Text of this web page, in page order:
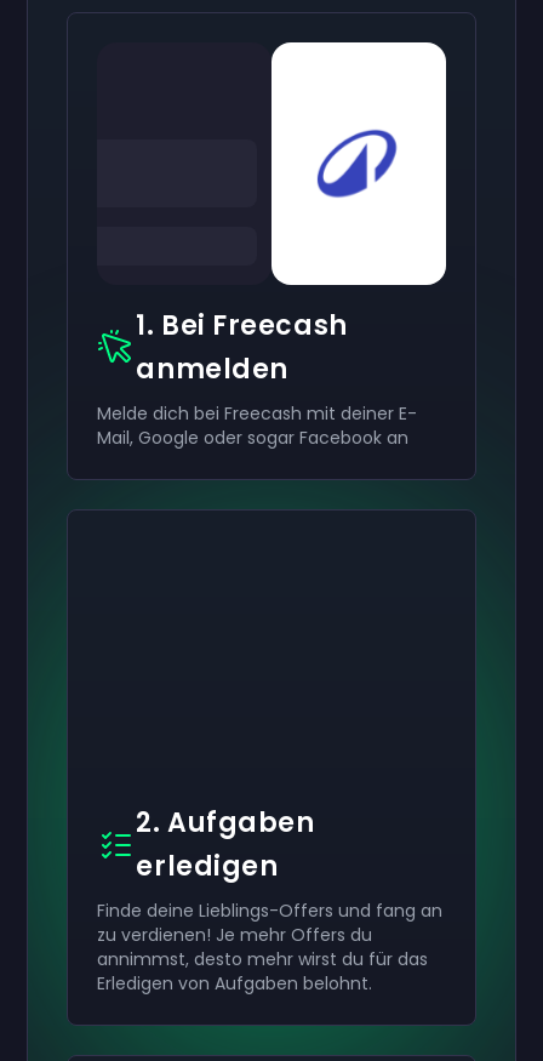
1. Bei Freecash
anmelden
Melde dich bei Freecash mit deiner E-
Mail, Google oder sogar Facebook an
2. Aufgaben
erledigen
Finde deine Lieblings-Offers und fang an
zu verdienen! Je mehr Offers du
annimmst, desto mehr wirst du für das
Erledigen von Aufgaben belohnt.